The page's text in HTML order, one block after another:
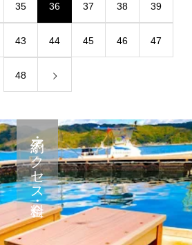
35 36 37 38 39
43 44 45 46 47
48
予約・アクセス・料金